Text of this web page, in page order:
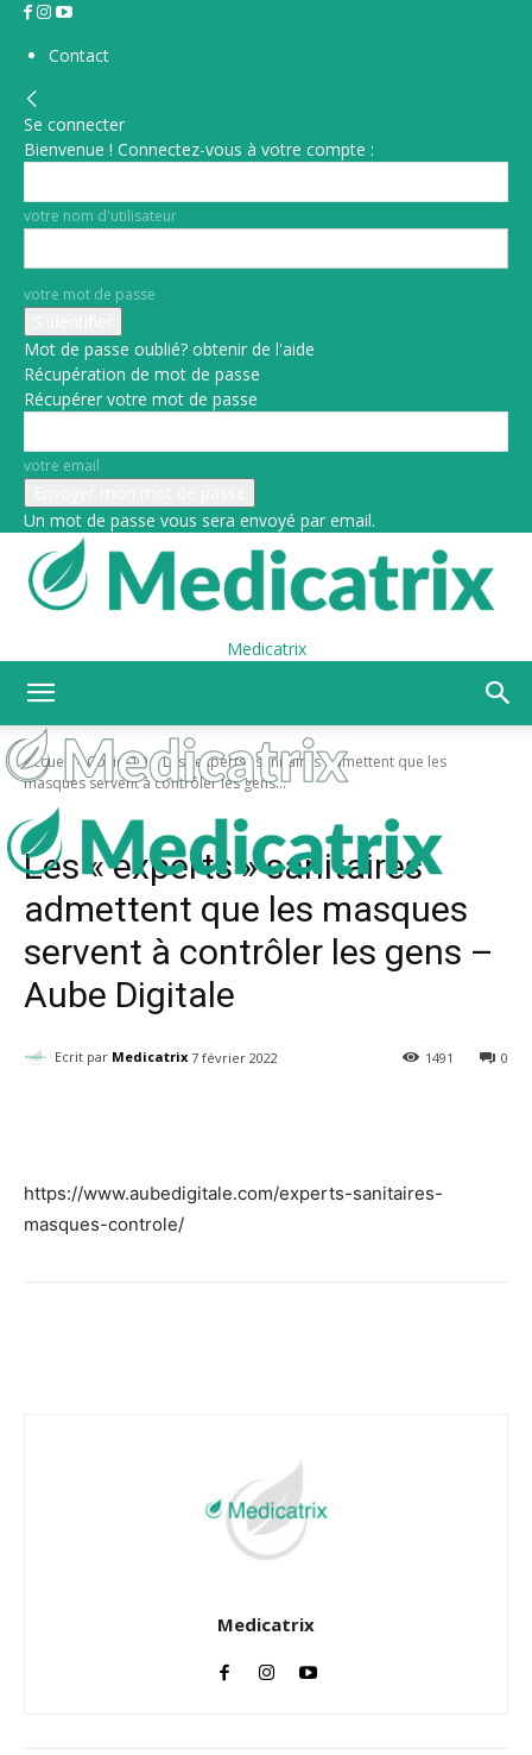
Contact
Se connecter
Bienvenue ! Connectez-vous à votre compte :
votre nom d'utilisateur
votre mot de passe
Mot de passe oublié? obtenir de l'aide
Récupération de mot de passe
Récupérer votre mot de passe
votre email
Un mot de passe vous sera envoyé par email.
Medicatrix
Accueil Covid-19
Les "experts" sanitaires admettent que les
masques servent à contrôler les gens...
Covid-19 Masques
Les « experts » sanitaires
admettent que les masques
servent à contrôler les gens –
Aube Digitale
Ecrit par Medicatrix 7 février 2022 0
1491
https://www.aubedigitale.com/experts-sanitaires-
masques-controle/
Medicatrix